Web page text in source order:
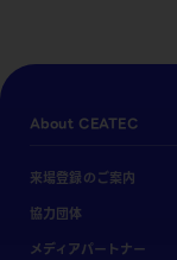
About CEATEC
来場登録のご案内
協力団体
メディアパートナー